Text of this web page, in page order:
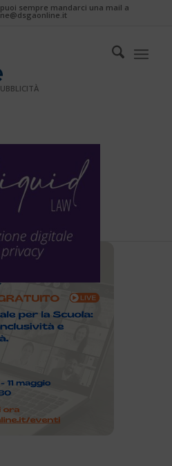
sempre mandarci una mail a